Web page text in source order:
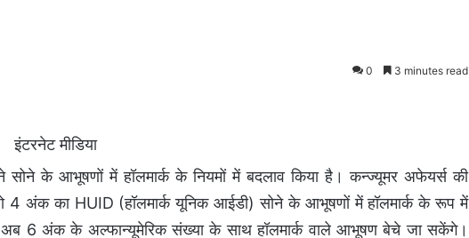
0 3 minutes read
इंटरनेट मीडिया
सोने के आभूषणों में हॉलमार्क के नियमों में बदलाव किया है। कन्ज्यूमर अफेयर्स की
4 अंक का HUID (हॉलमार्क यूनिक आईडी) सोने के आभूषणों में हॉलमार्क के रूप में
अब 6 अंक के अल्फान्यूमेरिक संख्या के साथ हॉलमार्क वाले आभूषण बेचे जा सकेंगे।